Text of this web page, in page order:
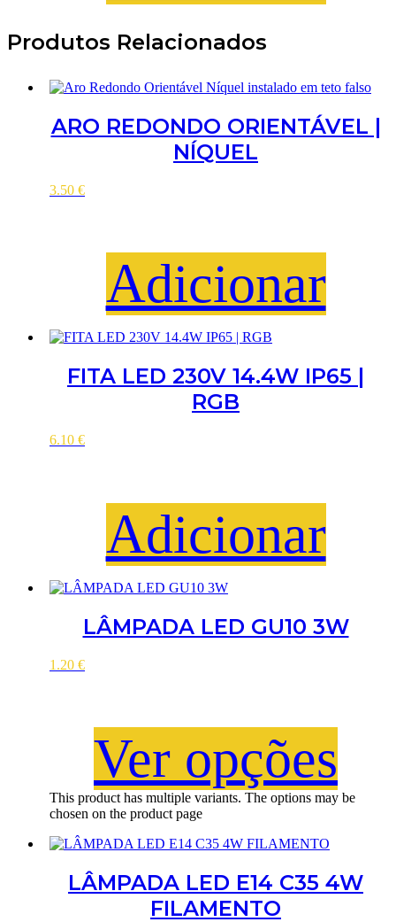
Produtos Relacionados
ARO REDONDO ORIENTÁVEL |
NÍQUEL
3.50 €
Adicionar
FITA LED 230V 14.4W IP65 |
RGB
6.10 €
Adicionar
LÂMPADA LED GU10 3W
1.20 €
Ver opções
This product has multiple variants. The options may be
chosen on the product page
LÂMPADA LED E14 C35 4W
FILAMENTO